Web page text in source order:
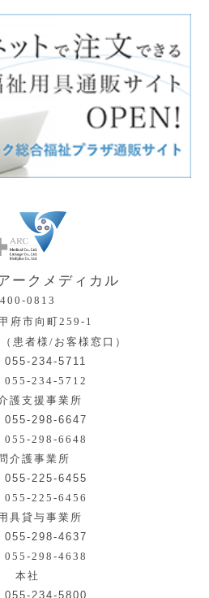
ークメディカル
400-0813
府市向町259-1
患者様/お客様窓口）
055-234-5711
055-234-5712
護支援事業所
055-298-6647
055-298-6648
介護事業所
055-225-6455
055-225-6456
具貸与事業所
055-298-4637
055-298-4638
本社
055-234-5800